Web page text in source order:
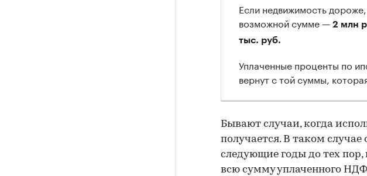
Если недвижимость
возможной сумме — 2 млн
тыс. руб.
Уплаченные проценты по
вернут с той суммы,
Бывают случаи, когда
получается. В таком
следующие годы до тех пор,
всю сумму уплаченного